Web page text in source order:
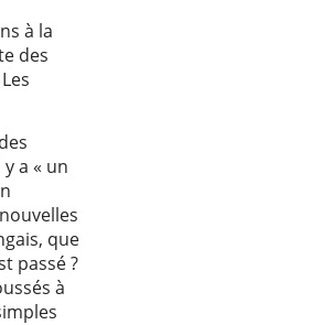
à la
des
a « un
que
passé ?
à